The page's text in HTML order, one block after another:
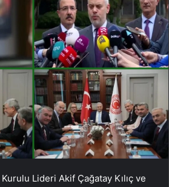
Lideri Akif Çağatay Kılıç ve